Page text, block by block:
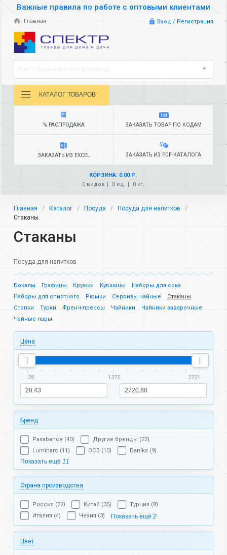
Важные правила по работе с оптовыми клиентами
Главная Вход / Регистрация
КАТАЛОГ ТОВАРОВ
% РАСПРОДАЖА ЗАКАЗАТЬ ТОВАР ПО КОДАМ
ЗАКАЗАТЬ ИЗ EXCEL ЗАКАЗАТЬ ИЗ PDF-КАТАЛОГА
КОРЗИНА: 0.00 Р.
0 видов
0 ед. 0 кг.
Главная Каталог Посуда
Посуда для напитков
Стаканы
Стаканы
Посуда для напитков
Бокалы Графины Кружки Кувшины
Наборы для сока
Наборы для спиртного
Рюмки Сервизы чайные
Стаканы
Стопки
Турки Френч-прессы Чайники
Чайники заварочные
Чайные пары
Цена
28 1375 2721
Бренд
Pasabahce (40)
Другие бренды (22)
Luminarc (11)
ОСЗ (10) Daniks (9)
Показать ещё 11
Страна производства
Россия (72) Китай (35)
Турция (8)
Италия (4)
Чехия (3) Показать ещё 2
Цвет